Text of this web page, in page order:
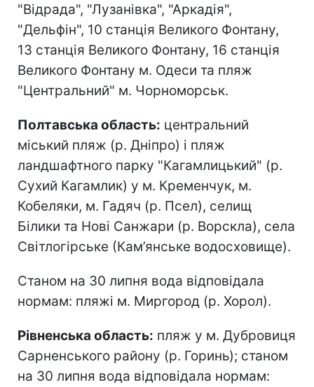
"Відрада", "Лузанівка", "Аркадія",
"Дельфін", 10 станція Великого Фонтану,
13 станція Великого Фонтану, 16 станція
Великого Фонтану м. Одеси та пляж
"Центральний" м. Чорноморськ.
Полтавська область: центральний
міський пляж (р. Дніпро) і пляж
ландшафтного парку "Кагамлицький" (р.
Сухий Кагамлик) у м. Кременчук, м.
Кобеляки, м. Гадяч (р. Псел), селищ
Білики та Нові Санжари (р. Ворскла), села
Світлогірське (Кам’янське водосховище).
Станом на 30 липня вода відповідала
нормам: пляжі м. Миргород (р. Хорол).
Рівненська область: пляж у м. Дубровиця
Сарненського району (р. Горинь); станом
на 30 липня вода відповідала нормам: